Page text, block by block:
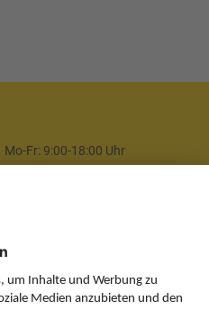
Mo-Fr: 9:00-18:00 Uhr